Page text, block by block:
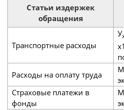
Статьи издержек
обращения
Транспортные расходы
У
Расходы на оплату труда
Страховые платежи в
фонды